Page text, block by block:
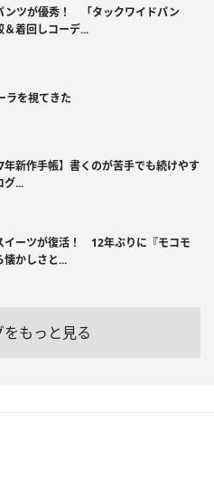
ンツが優秀！ 「タックワイドパン
＆着回しコーデ...
ラを視てきた
年新作手帳】書くのが苦手でも続けやす
...
イーツが復活！ 12年ぶりに『モコモ
懐かしさと...
もっと見る